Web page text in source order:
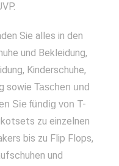
Sie alles in den
und Bekleidung,
Kinderschuhe,
sowie Taschen und
Sie fündig von T-
zu einzelnen
bis zu Flip Flops,
und